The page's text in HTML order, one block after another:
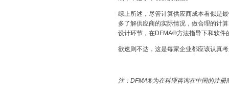
综上所述，尽管计算供应商成本看似是
多了解供应商的实际情况，做合理的计
设计环节，在DFMA®方法指导下和软件
欲速则不达，这是每家企业都应该认真
注：DFMA®为在科理咨询在中国的注册